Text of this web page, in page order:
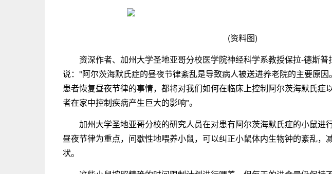
(资料图)
资深作者、加州大学圣地亚哥分校医学院神经科学系教授保拉-德斯普
说："阿尔茨海默氏症的昼夜节律紊乱是导致病人被送进养老院的主要原
患者恢复昼夜节律的事情，都将对我们如何在临床上控制阿尔茨海默氏症
者在家中控制疾病产生巨大的影响"。
加州大学圣地亚哥分校的研究人员在对患有阿尔茨海默氏症的小鼠进
昼夜节律为重点，间歇性地喂养小鼠，可以纠正小鼠体内生物钟的紊乱，
状。